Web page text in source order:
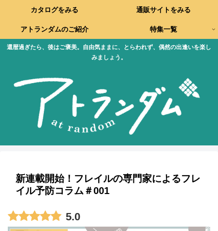
還暦過ぎたら、後はご褒美。自由気ままに、とらわれず、偶然の出逢いを楽し
みましょう。
カタログをみる 通販サイトをみる
アトランダムのご紹介 特集一覧
新連載開始！フレイルの専門家によるフレ
イル予防コラム＃001
5.0